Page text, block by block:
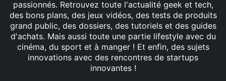
passionnés. Retrouvez toute l'actualité geek et tech,
des bons plans, des jeux vidéos, des tests de produits
grand public, des dossiers, des tutoriels et des guides
d'achats. Mais aussi toute une partie lifestyle avec du
cinéma, du sport et à manger ! Et enfin, des sujets
innovations avec des rencontres de startups
innovantes !